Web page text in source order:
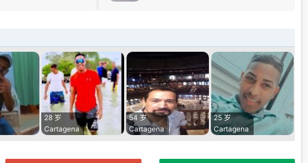
28 岁
Cartagena
54 岁
Cartagena
25 岁
Cartagena